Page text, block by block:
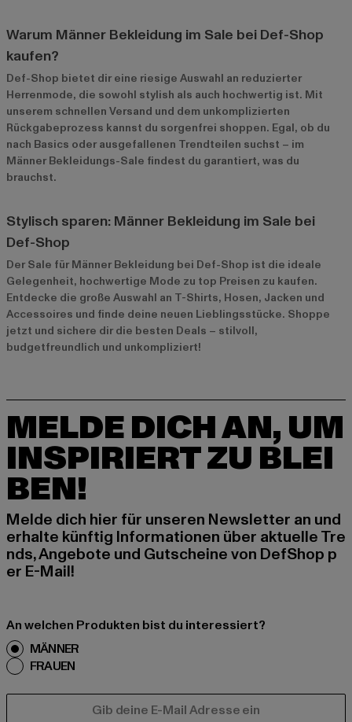
Warum Männer Bekleidung im Sale bei Def-Shop
kaufen?
Def-Shop bietet dir eine riesige Auswahl an reduzierter
Herrenmode, die sowohl stylish als auch hochwertig ist. Mit
unserem schnellen Versand und dem unkomplizierten
Rückgabeprozess kannst du sorgenfrei shoppen. Egal, ob du
nach Basics oder ausgefallenen Trendteilen suchst – im
Männer Bekleidungs-Sale findest du garantiert, was du
brauchst.
Stylisch sparen: Männer Bekleidung im Sale bei
Def-Shop
Der Sale für Männer Bekleidung bei Def-Shop ist die ideale
Gelegenheit, hochwertige Mode zu top Preisen zu kaufen.
Entdecke die große Auswahl an T-Shirts, Hosen, Jacken und
Accessoires und finde deine neuen Lieblingsstücke. Shoppe
jetzt und sichere dir die besten Deals – stilvoll,
budgetfreundlich und unkompliziert!
MELDE DICH AN, UM
INSPIRIERT ZU BLEI
BEN!
Melde dich hier für unseren Newsletter an und
erhalte künftig Informationen über aktuelle Tre
nds, Angebote und Gutscheine von DefShop p
er E-Mail!
An welchen Produkten bist du interessiert?
MÄNNER
FRAUEN